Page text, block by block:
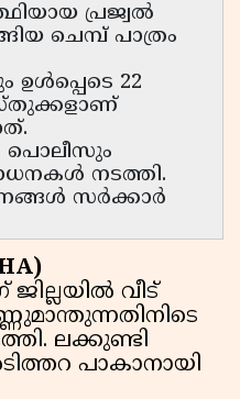
പ്രജ്വൽ
ചെമ്പ് പാത്രം
22
പൊലീസും
നടത്തി.
സർക്കാർ
വീട്
ലക്കുണ്ടി
പാകാനായി